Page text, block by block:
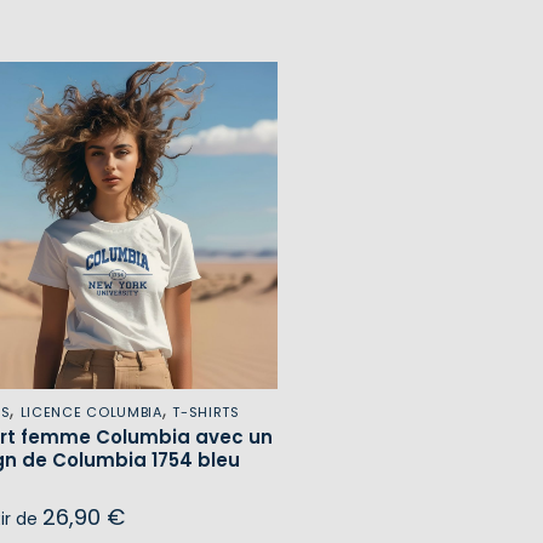
, LICENCE COLUMBIA,T-SHIRTS
femme Columbia avec un
de Columbia 1754 bleu
de 26,90 €